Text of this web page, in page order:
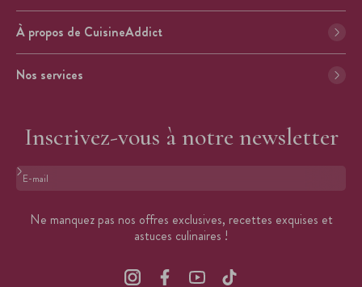
À propos de CuisineAddict
Nos services
Inscrivez-vous à notre newsletter
Format : adresse@email.com
Ne manquez pas nos offres exclusives, recettes exquises et
astuces culinaires !